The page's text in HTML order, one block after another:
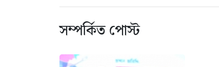
সম্পর্কিত পোস্ট